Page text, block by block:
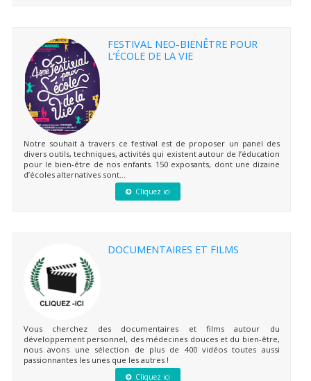
FESTIVAL NEO-BIENÊTRE POUR
L’ÉCOLE DE LA VIE
Notre souhait à travers ce festival est de proposer un panel des
divers outils, techniques, activités qui existent autour de l’éducation
pour le bien-être de nos enfants. 150 exposants, dont une dizaine
d’écoles alternatives sont...
Cliquez ici
DOCUMENTAIRES ET FILMS
Vous cherchez des documentaires et films autour du
développement personnel, des médecines douces et du bien-être,
nous avons une sélection de plus de 400 vidéos toutes aussi
passionnantes les unes que les autres !
Cliquez ici